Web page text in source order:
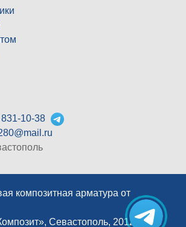
10-38
композитная арматура от
Севастополь, 2012–2026